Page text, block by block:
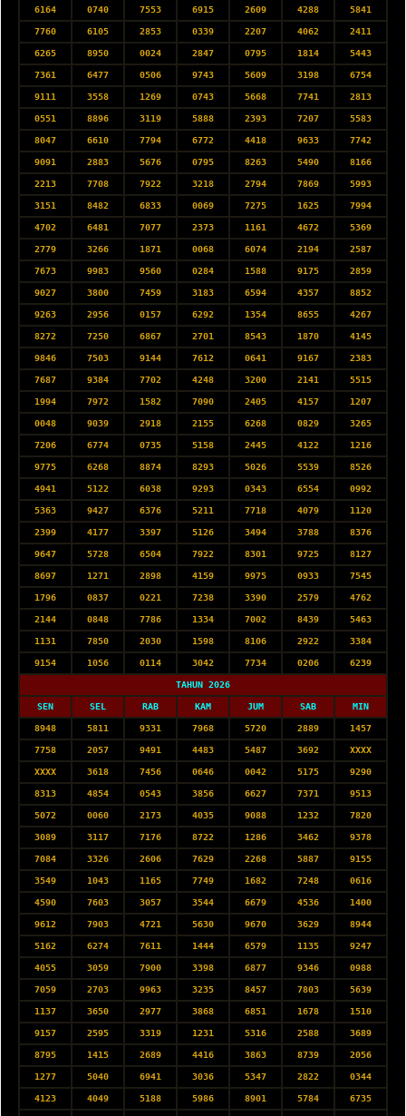
6164 0740 7553 6915 2609 4288 5841
7760 6105 2853 0339 2207 4062 2411
6265 8950 0024 2847 0795 1814 5443
7361 6477 0506 9743 5609 3198 6754
9111 3558 1269 0743 5668 7741 2813
0551 8896 3119 5888 2393 7207 5583
8047 6610 7794 6772 4418 9633 7742
9091 2883 5676 0795 8263 5490 8166
2213 7708 7922 3218 2794 7869 5993
3151 8482 6833 0069 7275 1625 7994
4702 6481 7077 2373 1161 4672 5369
2779 3266 1871 0068 6074 2194 2587
7673 9983 9560 0284 1588 9175 2859
9027 3800 7459 3183 6594 4357 8852
9263 2956 0157 6292 1354 8655 4267
8272 7250 6867 2701 8543 1870 4145
9846 7503 9144 7612 0641 9167 2383
7687 9384 7702 4248 3200 2141 5515
1994 7972 1582 7090 2405 4157 1207
0048 9039 2918 2155 6268 0829 3265
7206 6774 0735 5158 2445 4122 1216
9775 6268 8874 8293 5026 5539 8526
4941 5122 6038 9293 0343 6554 0992
5363 9427 6376 5211 7718 4079 1120
2399 4177 3397 5126 3494 3788 8376
9647 5728 6504 7922 8301 9725 8127
8697 1271 2898 4159 9975 0933 7545
1796 0837 0221 7238 3390 2579 4762
2144 0848 7786 1334 7002 8439 5463
1131 7850 2030 1598 8106 2922 3384
9154 1056 0114 3042 7734 0206 6239
TAHUN 2026
SEN SEL RAB KAM JUM SAB MIN
8948 5811 9331 7968 5720 2889 1457
7758 2057 9491 4483 5487 3692 XXXX
XXXX 3618 7456 0646 0042 5175 9290
8313 4854 0543 3856 6627 7371 9513
5072 0060 2173 4035 9088 1232 7820
3089 3117 7176 8722 1286 3462 9378
7084 3326 2606 7629 2268 5887 9155
3549 1043 1165 7749 1682 7248 0616
4590 7603 3057 3544 6679 4536 1400
9612 7903 4721 5630 9670 3629 8944
5162 6274 7611 1444 6579 1135 9247
4055 3059 7900 3398 6877 9346 0988
7059 2703 9963 3235 8457 7803 5639
1137 3650 2977 3868 6851 1678 1510
9157 2595 3319 1231 5316 2588 3689
8795 1415 2689 4416 3863 8739 2056
1277 5040 6941 3036 5347 2822 0344
4123 4049 5188 5986 8901 5784 6735